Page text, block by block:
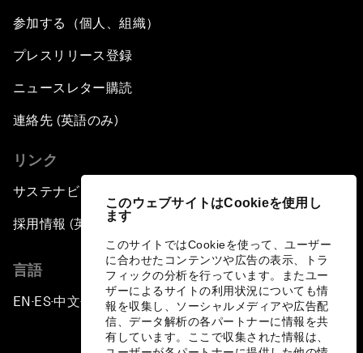
このウェブサイトはCookieを使用し
ます
このサイトではCookieを使って、ユーザー
に合わせたコンテンツや広告の表示、トラ
フィックの分析を行っています。またユー
ザーによるサイトの利用状況についても情
報を収集し、ソーシャルメディアや広告配
信、データ解析の各パートナーに情報を共
有しています。ここで収集された情報は、
参加する（個人、組織）
プレスリリース登録
ニュースレター購読
連絡先 (英語のみ)
リンク
サステナビリティへの取り組み
採用情報 (英語のみ)
言語
EN ▪ ES▪中文▪ 日本語